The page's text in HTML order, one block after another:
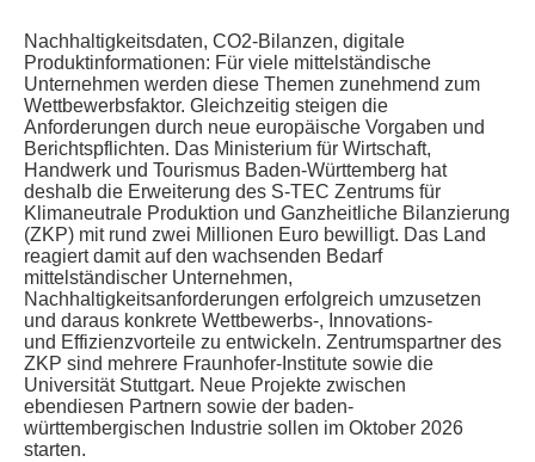
Nachhaltigkeitsdaten, CO2-Bilanzen, digitale
Produktinformationen: Für viele mittelständische
Unternehmen werden diese Themen zunehmend zum
Wettbewerbsfaktor. Gleichzeitig steigen die
Anforderungen durch neue europäische Vorgaben und
Berichtspflichten. Das Ministerium für Wirtschaft,
Handwerk und Tourismus Baden-Württemberg hat
deshalb die Erweiterung des S-TEC Zentrums für
Klimaneutrale Produktion und Ganzheitliche Bilanzierung
(ZKP) mit rund zwei Millionen Euro bewilligt. Das Land
reagiert damit auf den wachsenden Bedarf
mittelständischer Unternehmen,
Nachhaltigkeitsanforderungen erfolgreich umzusetzen
und daraus konkrete Wettbewerbs-, Innovations-
und Effizienzvorteile zu entwickeln. Zentrumspartner des
ZKP sind mehrere Fraunhofer-Institute sowie die
Universität Stuttgart. Neue Projekte zwischen
ebendiesen Partnern sowie der baden-
württembergischen Industrie sollen im Oktober 2026
starten.